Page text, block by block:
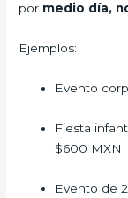
por medio día,
Ejemplos:
Evento
Fiesta
$600 MXN
Evento de